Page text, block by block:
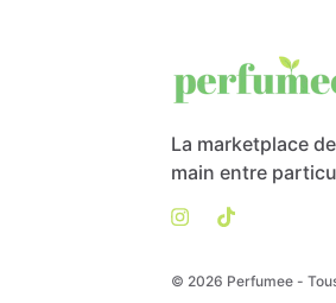
La marketplace
main entre
© 2026 Perfumee -